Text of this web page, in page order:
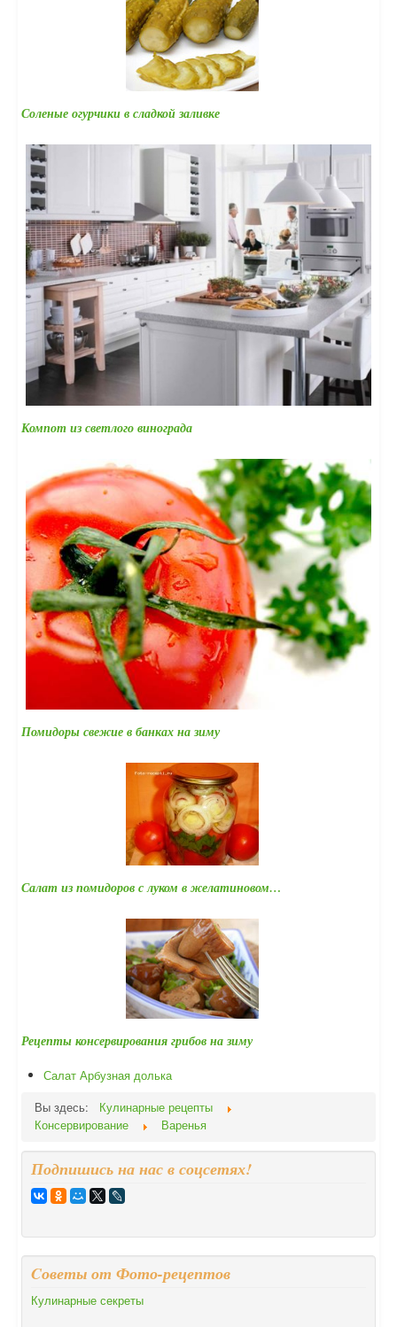
Соленые огурчики в сладкой заливке
Компот из светлого винограда
Помидоры свежие в банках на зиму
Салат из помидоров с луком в желатиновом…
Рецепты консервирования грибов на зиму
Салат Арбузная долька
Вы здесь:
Кулинарные рецепты
Консервирование
Варенья
Подпишись на нас в соцсетях!
Cоветы от Фото-рецептов
Кулинарные секреты